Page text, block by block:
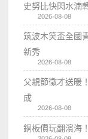
史努比快閃水湳
2026-08-08
筑波木笑盃全國
新秀
2026-08-08
父親節徵才送暖
成
2026-08-08
銅板價玩翻濱海